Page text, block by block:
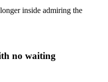
inside admiring the
no waiting